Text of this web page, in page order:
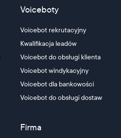
Voiceboty
Voicebot rekrutacyjny
Kwalifikacja leadów
Voicebot do obsługi klienta
Voicebot windykacyjny
Voicebot dla bankowości
Voicebot do obsługi dostaw
Firma